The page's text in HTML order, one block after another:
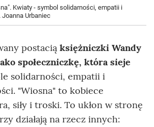
Kwiaty - symbol solidarności, empatii i
Urbaniec
postacią księżniczki Wandy
społeczniczkę, która sieje
solidarności, empatii i
"Wiosna" to kobiece
siły i troski. To ukłon w stronę
działają na rzecz innych: